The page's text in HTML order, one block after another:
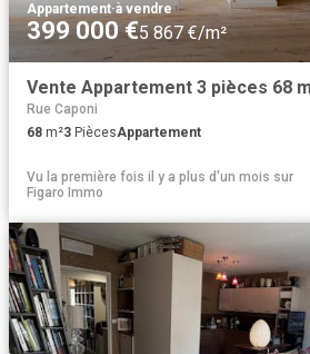
Appartement·à vendre
399 000 €5 867 €/m²
Vente Appartement 3 pièces 68
Rue Caponi
68 m²3 PiècesAppartement
Vu la première fois il y a plus d'un mois sur
Figaro Immo